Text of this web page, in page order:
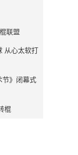
联盟
从心太软打
节》闭幕式
棍